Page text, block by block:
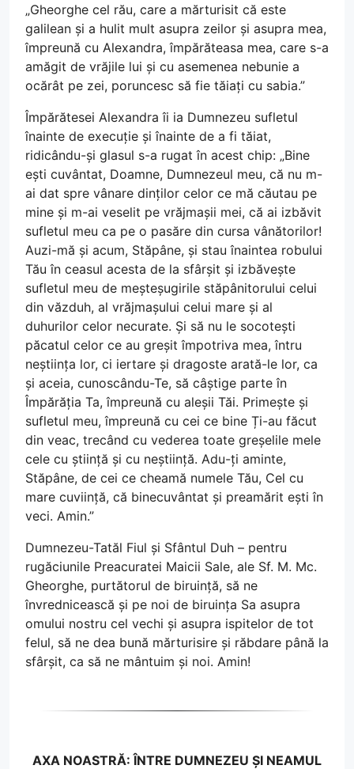
„Gheorghe cel rău, care a mărturisit că este
galilean și a hulit mult asupra zeilor și asupra mea,
împreună cu Alexandra, împărăteasa mea, care s-a
amăgit de vrăjile lui și cu asemenea nebunie a
ocărât pe zei, poruncesc să fie tăiați cu sabia.”
Împărătesei Alexandra îi ia Dumnezeu sufletul
înainte de execuție și înainte de a fi tăiat,
ridicându-și glasul s-a rugat în acest chip: „Bine
ești cuvântat, Doamne, Dumnezeul meu, că nu m-
ai dat spre vânare dinților celor ce mă căutau pe
mine și m-ai veselit pe vrăjmașii mei, că ai izbăvit
sufletul meu ca pe o pasăre din cursa vânătorilor!
Auzi-mă și acum, Stăpâne, și stau înaintea robului
Tău în ceasul acesta de la sfârșit și izbăvește
sufletul meu de meșteșugirile stăpânitorului celui
din văzduh, al vrăjmașului celui mare și al
duhurilor celor necurate. Și să nu le socotești
păcatul celor ce au greșit împotriva mea, întru
neștiința lor, ci iertare și dragoste arată-le lor, ca
și aceia, cunoscându-Te, să câștige parte în
Împărăția Ta, împreună cu aleșii Tăi. Primește și
sufletul meu, împreună cu cei ce bine Ți-au făcut
din veac, trecând cu vederea toate greșelile mele
cele cu știință și cu neștiință. Adu-ți aminte,
Stăpâne, de cei ce cheamă numele Tău, Cel cu
mare cuviință, că binecuvântat și preamărit ești în
veci. Amin.”
Dumnezeu-Tatăl Fiul și Sfântul Duh – pentru
rugăciunile Preacuratei Maicii Sale, ale Sf. M. Mc.
Gheorghe, purtătorul de biruință, să ne
învrednicească și pe noi de biruința Sa asupra
omului nostru cel vechi și asupra ispitelor de tot
felul, să ne dea bună mărturisire și răbdare până la
sfârșit, ca să ne mântuim și noi. Amin!
AXA NOASTRĂ: ÎNTRE DUMNEZEU ȘI NEAMUL